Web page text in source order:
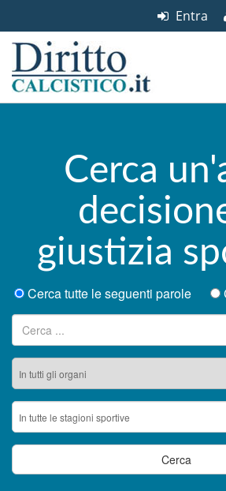
Entra
Cerca
giustizia
Cerca tutte le seguenti parole
Ricerca per: